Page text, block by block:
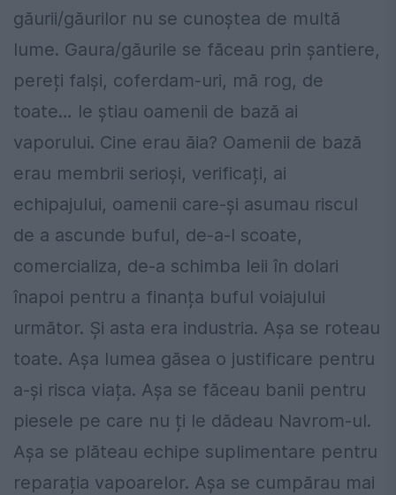
găurii/găurilor nu se cunoștea de multă
lume. Gaura/găurile se făceau prin șantiere,
pereți falși, coferdam-uri, mă rog, de
toate… le știau oamenii de bază ai
vaporului. Cine erau ăia? Oamenii de bază
erau membrii serioși, verificați, ai
echipajului, oamenii care-și asumau riscul
de a ascunde buful, de-a-l scoate,
comercializa, de-a schimba leii în dolari
înapoi pentru a finanța buful voiajului
următor. Și asta era industria. Așa se roteau
toate. Așa lumea găsea o justificare pentru
a-și risca viața. Așa se făceau banii pentru
piesele pe care nu ți le dădeau Navrom-ul.
Așa se plăteau echipe suplimentare pentru
reparația vapoarelor. Așa se cumpărau mai